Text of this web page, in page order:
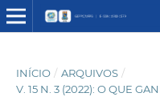
INÍCIO / ARQUIVOS /
V. 15 N. 3 (2022): O QUE